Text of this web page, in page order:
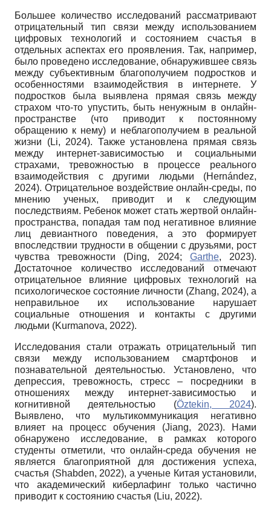
Большее количество исследований рассматривают
отрицательный тип связи между использованием
цифровых технологий и состоянием счастья в
отдельных аспектах его проявления. Так, например,
было проведено исследование, обнаружившее связь
между субъективным благополучием подростков и
особенностями взаимодействия в интернете. У
подростков была выявлена прямая связь между
страхом что-то упустить, быть ненужным в онлайн-
пространстве (что приводит к постоянному
обращению к нему) и неблагополучием в реальной
жизни (Li, 2024). Также установлена прямая связь
между интернет-зависимостью и социальными
страхами, тревожностью в процессе реального
взаимодействия с другими людьми (Hernández,
2024). Отрицательное воздействие онлайн-среды, по
мнению ученых, приводит и к следующим
последствиям. Ребенок может стать жертвой онлайн-
пространства, попадая там под негативное влияние
лиц девиантного поведения, а это формирует
впоследствии трудности в общении с друзьями, рост
чувства тревожности (Ding, 2024; Garthe, 2023).
Достаточное количество исследований отмечают
отрицательное влияние цифровых технологий на
психологическое состояние личности (Zhang, 2024), а
неправильное их использование нарушает
социальные отношения и контакты с другими
людьми (Kurmanova, 2022).
Исследования стали отражать отрицательный тип
связи между использованием смартфонов и
познавательной деятельностью. Установлено, что
депрессия, тревожность, стресс – посредники в
отношениях между интернет-зависимостью и
когнитивной деятельностью (Öztekin, 2024).
Выявлено, что мультикоммуникация негативно
влияет на процесс обучения (Jiang, 2023). Нами
обнаружено исследование, в рамках которого
студенты отметили, что онлайн-среда обучения не
является благоприятной для достижения успеха,
счастья (Shabden, 2022), а ученые Китая установили,
что академический киберлафинг только частично
приводит к состоянию счастья (Liu, 2022).